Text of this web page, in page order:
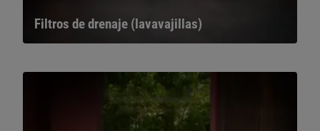
Filtros de drenaje (lavavajillas)